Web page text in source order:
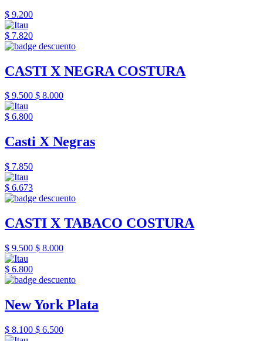
$ 9.200
$ 7.820
CASTI X NEGRA COSTURA
$ 9.500 $ 8.000
$ 6.800
Casti X Negras
$ 7.850
$ 6.673
CASTI X TABACO COSTURA
$ 9.500 $ 8.000
$ 6.800
New York Plata
$ 8.100 $ 6.500